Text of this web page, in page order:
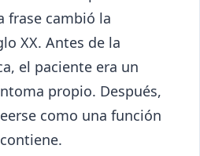
frase cambió la
XX. Antes de la
el paciente era un
propio. Después,
como una función